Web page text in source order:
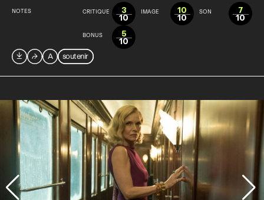
NOTES CRITIQUE 3
10
IMAGE 10
10
SON 7
10
BONUS 5
10

⮫ A soutenir